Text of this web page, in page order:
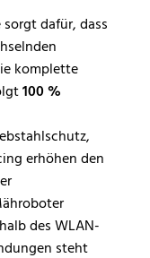
dafür, dass
komplette
100 %
erhöhen den
des WLAN-
steht